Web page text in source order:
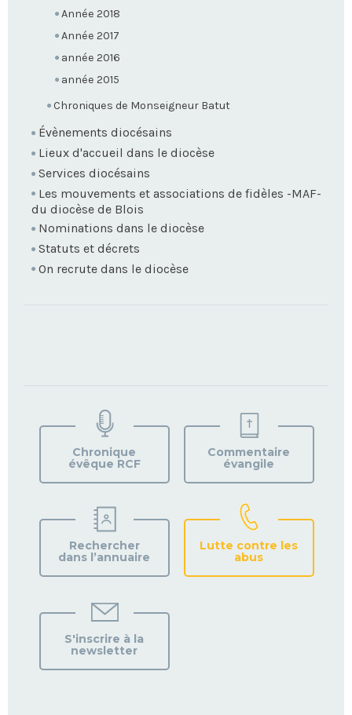
Année 2018
Année 2017
année 2016
année 2015
Chroniques de Monseigneur Batut
Évènements diocésains
Lieux d'accueil dans le diocèse
Services diocésains
Les mouvements et associations de fidèles -MAF-
du diocèse de Blois
Nominations dans le diocèse
Statuts et décrets
On recrute dans le diocèse
VOTRE
PAROISSE
Chronique
évêque RCF
Commentaire
évangile
Rechercher
dans l’annuaire
Lutte contre les
abus
S'inscrire à la
newsletter